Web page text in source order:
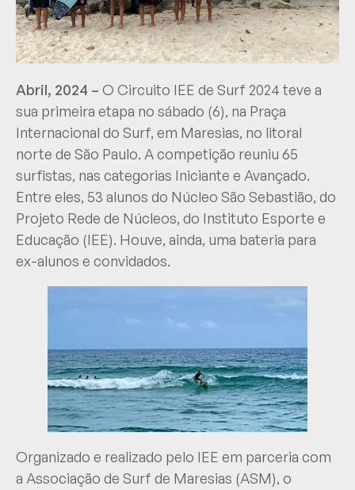
Abril, 2024 – O Circuito IEE de Surf 2024 teve a
sua primeira etapa no sábado (6), na Praça
Internacional do Surf, em Maresias, no litoral
norte de São Paulo. A competição reuniu 65
surfistas, nas categorias Iniciante e Avançado.
Entre eles, 53 alunos do Núcleo São Sebastião, do
Projeto Rede de Núcleos, do Instituto Esporte e
Educação (IEE). Houve, ainda, uma bateria para
ex-alunos e convidados.
Organizado e realizado pelo IEE em parceria com
a Associação de Surf de Maresias (ASM), o